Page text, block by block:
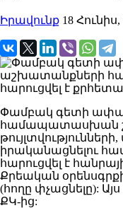
Իրավունք 18 Հունիս,
Փամբակ գետի
համապատասխան
իրականացնելու
հարուցվել է
Քրեական
(հողը փչացնելը):
ՔԿ-ից: